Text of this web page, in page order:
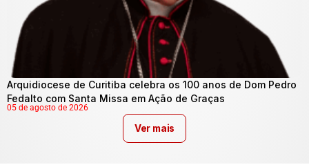
Arquidiocese de Curitiba celebra os 100 anos de Dom Pedro
Fedalto com Santa Missa em Ação de Graças
05 de agosto de 2026
Ver mais